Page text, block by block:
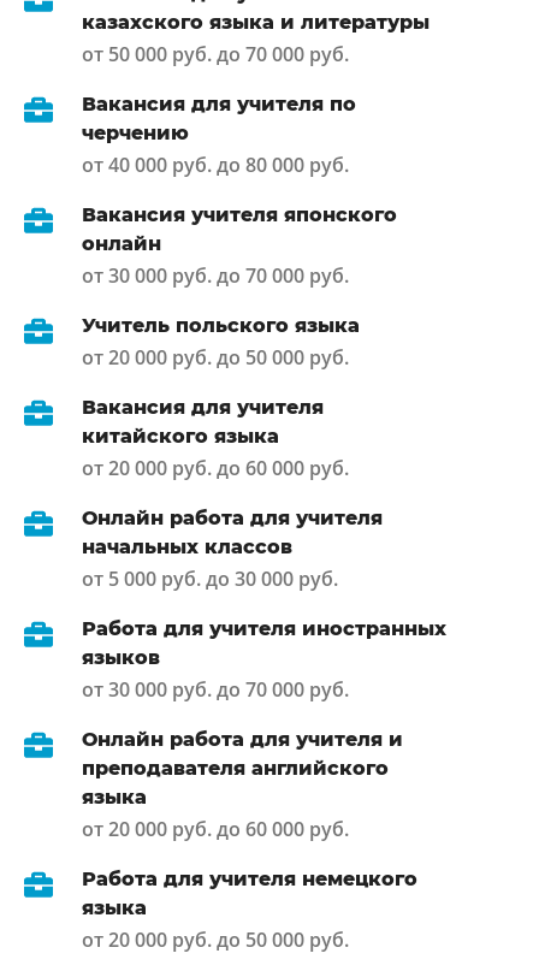
казахского языка и литературы
от 50 000 руб. до 70 000 руб.
Вакансия для учителя по
черчению
от 40 000 руб. до 80 000 руб.
Вакансия учителя японского
онлайн
от 30 000 руб. до 70 000 руб.
Учитель польского языка
от 20 000 руб. до 50 000 руб.
Вакансия для учителя
китайского языка
от 20 000 руб. до 60 000 руб.
Онлайн работа для учителя
начальных классов
от 5 000 руб. до 30 000 руб.
Работа для учителя иностранных
языков
от 30 000 руб. до 70 000 руб.
Онлайн работа для учителя и
преподавателя английского
языка
от 20 000 руб. до 60 000 руб.
Работа для учителя немецкого
языка
от 20 000 руб. до 50 000 руб.